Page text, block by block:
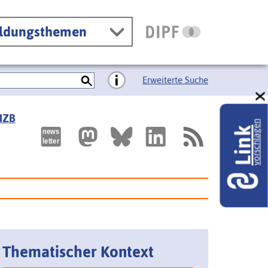
Erweiterte Suche
Thematischer Kontext
Linkvorschlagen